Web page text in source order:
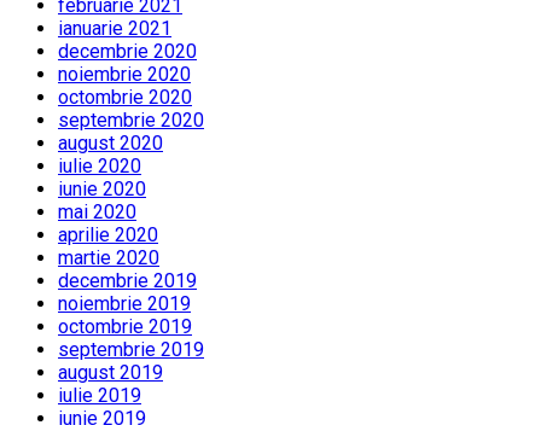
februarie 2021
ianuarie 2021
decembrie 2020
noiembrie 2020
octombrie 2020
septembrie 2020
august 2020
iulie 2020
iunie 2020
mai 2020
aprilie 2020
martie 2020
decembrie 2019
noiembrie 2019
octombrie 2019
septembrie 2019
august 2019
iulie 2019
iunie 2019